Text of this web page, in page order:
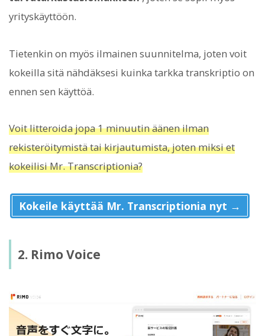
yrityskäyttöön.
Tietenkin on myös ilmainen suunnitelma, joten voit
kokeilla sitä nähdäksesi kuinka tarkka transkriptio on
ennen sen käyttöä.
Voit litteroida jopa 1 minuutin äänen ilman
rekisteröitymistä tai kirjautumista, joten miksi et
kokeilisi Mr. Transcriptionia?
Kokeile käyttää Mr. Transcriptionia nyt →
2. Rimo Voice